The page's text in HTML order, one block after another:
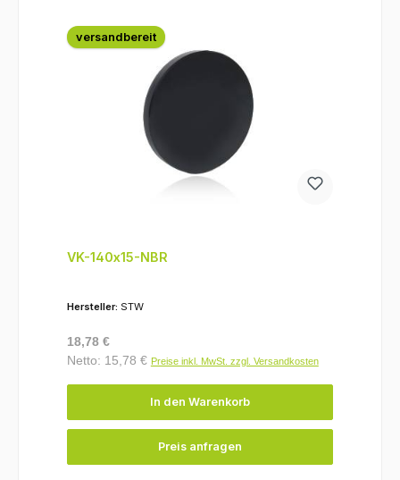
versandbereit
VK-140x15-NBR
Hersteller: STW
Regulärer Preis:
18,78 €
Netto: 15,78 € Preise inkl. MwSt. zzgl. Versandkosten
In den Warenkorb
Preis anfragen